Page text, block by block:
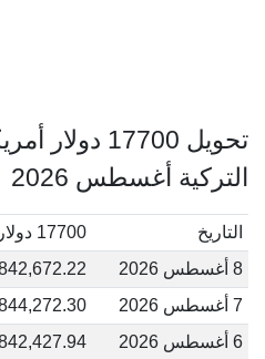
تحويل 17700
التركية أغسطس 2026
التاريخ
17700 دولار أمريكي إلى ليرة تركية
8 أغسطس 2026
842,672.22 ليرة
7 أغسطس 2026
844,272.30 ليرة
6 أغسطس 2026
842,427.94 ليرة